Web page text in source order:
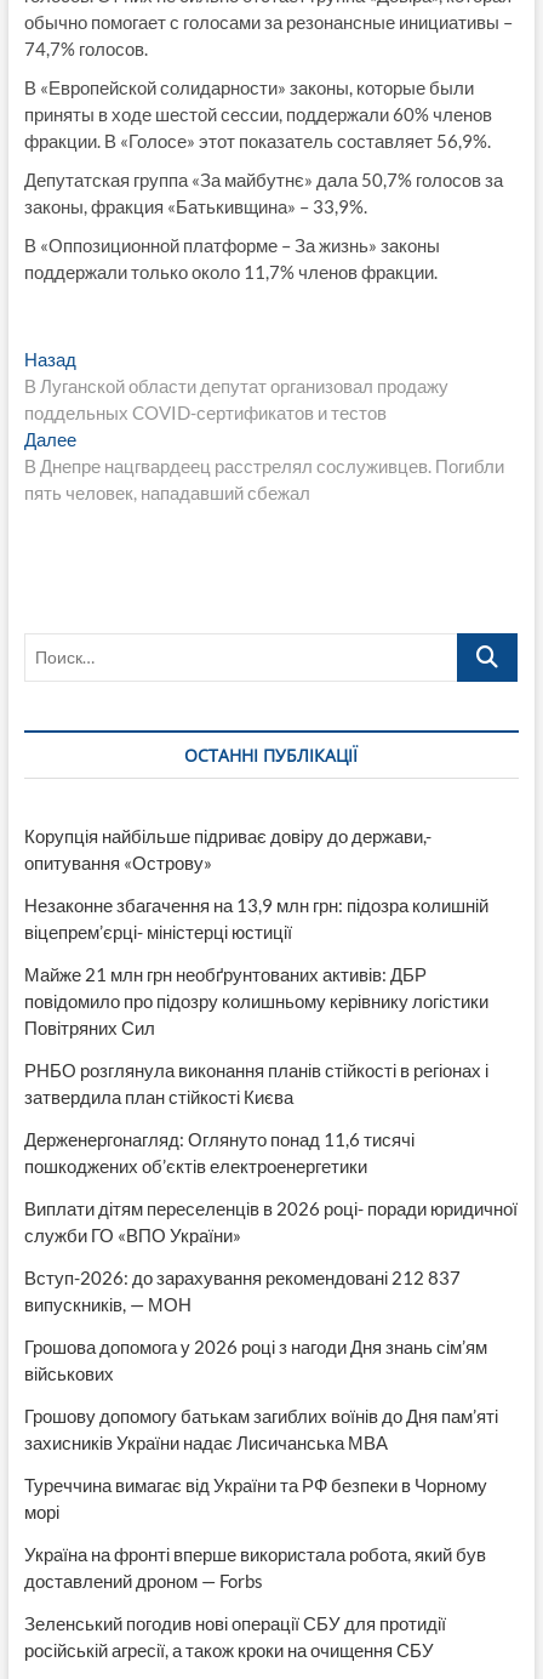
обычно помогает с голосами за резонансные инициативы –
74,7% голосов.
В «Европейской солидарности» законы, которые были
приняты в ходе шестой сессии, поддержали 60% членов
фракции. В «Голосе» этот показатель составляет 56,9%.
Депутатская группа «За майбутнє» дала 50,7% голосов за
законы, фракция «Батькивщина» – 33,9%.
В «Оппозиционной платформе – За жизнь» законы
поддержали только около 11,7% членов фракции.
Навигация
по
записям
НазадПредыдущая
запись:
В Луганской области депутат организовал продажу
поддельных COVID-сертификатов и тестов
ДалееСледующая
запись:
В Днепре нацгвардеец расстрелял сослуживцев. Погибли
пять человек, нападавший сбежал
Поиск…
ОСТАННІ ПУБЛІКАЦІЇ
Корупція найбільше підриває довіру до держави,-
опитування «Острову»
Незаконне збагачення на 13,9 млн грн: підозра колишній
віцепрем’єрці- міністерці юстиції
Майже 21 млн грн необґрунтованих активів: ДБР
повідомило про підозру колишньому керівнику логістики
Повітряних Сил
РНБО розглянула виконання планів стійкості в регіонах і
затвердила план стійкості Києва
Держенергонагляд: Оглянуто понад 11,6 тисячі
пошкоджених об’єктів електроенергетики
Виплати дітям переселенців в 2026 році- поради юридичної
служби ГО «ВПО України»
Вступ-2026: до зарахування рекомендовані 212 837
випускників, — МОН
Грошова допомога у 2026 році з нагоди Дня знань сім’ям
військових
Грошову допомогу батькам загиблих воїнів до Дня пам’яті
захисників України надає Лисичанська МВА
Туреччина вимагає від України та РФ безпеки в Чорному
морі
Україна на фронті вперше використала робота, який був
доставлений дроном — Forbs
Зеленський погодив нові операції СБУ для протидії
російській агресії, а також кроки на очищення СБУ